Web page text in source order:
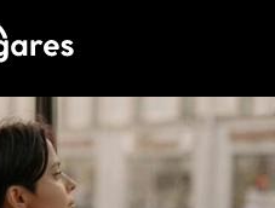
Recherche
Location de voiture